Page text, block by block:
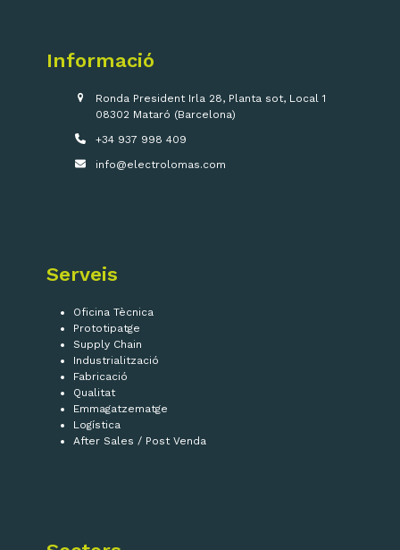
Informació
Ronda President Irla 28, Planta sot, Local 1
08302 Mataró (Barcelona)
+34 937 998 409
info@electrolomas.com
Serveis
Oficina Tècnica
Prototipatge
Supply Chain
Industrialització
Fabricació
Qualitat
Emmagatzematge
Logística
After Sales / Post Venda